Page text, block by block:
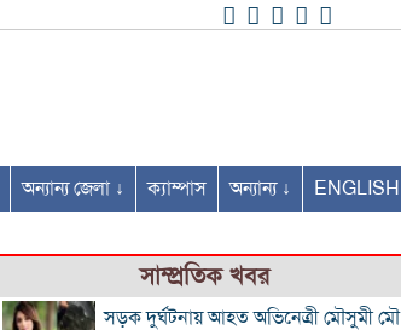
অন্যান্য জেলা ↓ ক্যাম্পাস অন্যান্য ↓ ENGLISH
সাম্প্রতিক খবর
সড়ক দুর্ঘটনায় আহত অভিনেত্রী মৌসুমী মৌ